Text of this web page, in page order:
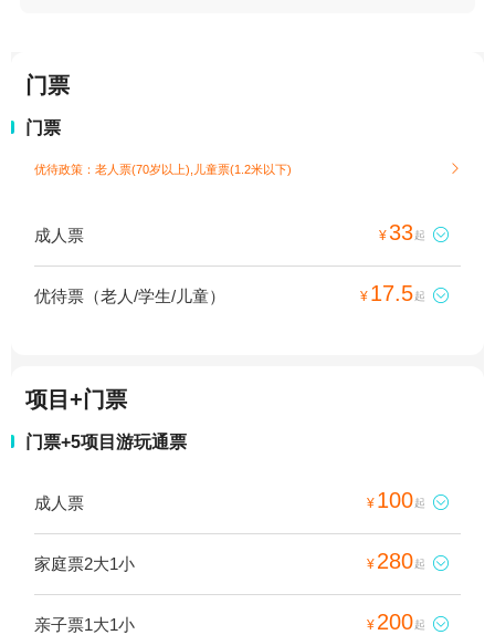
门票
门票
优待政策：老人票(70岁以上),儿童票(1.2米以下) 
成人票 ¥33起 
优待票（老人/学生/儿童） ¥ 17.5起 
项目+门票
门票+5项目游玩通票
成人票 ¥ 100起 
家庭票2大1小 ¥ 280起 
亲子票1大1小 ¥ 200起 